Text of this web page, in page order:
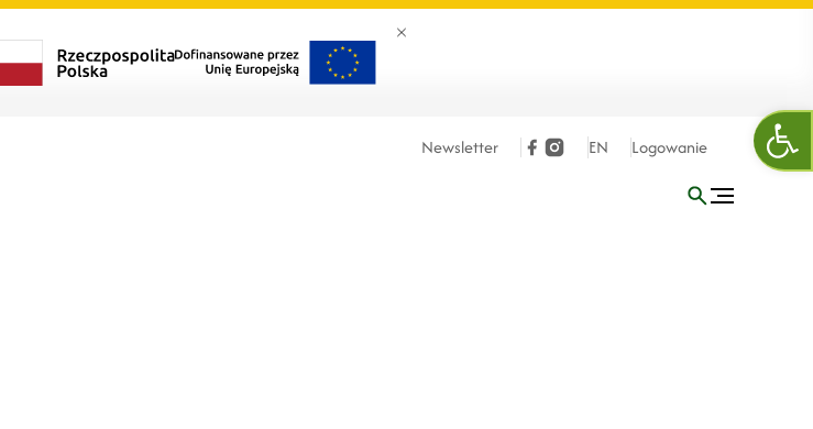
Zamknij banner
Newsletter EN Logowanie